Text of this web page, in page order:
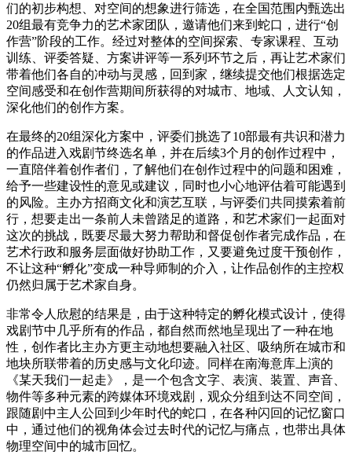
们的初步构想、对空间的想象进行筛选，在全国范围内甄选出
20组最有竞争力的艺术家团队，邀请他们来到蛇口，进行“创
作营”阶段的工作。经过对整体的空间探索、专家课程、互动
训练、评委答疑、方案讲评等一系列环节之后，再让艺术家们
带着他们各自的冲动与灵感，回到家，继续提交他们根据选定
空间感受和在创作营期间所获得的对城市、地域、人文认知，
深化他们的创作方案。
在最终的20组深化方案中，评委们挑选了10部最有共识和潜力
的作品进入戏剧节终选名单，并在后续3个月的创作过程中，
一直陪伴着创作者们，了解他们在创作过程中的问题和困难，
给予一些建设性的意见或建议，同时也小心地评估着可能遇到
的风险。主办方招商文化和演艺互联，与评委们共同摸索着前
行，想要走出一条前人未曾踏足的道路，和艺术家们一起面对
这次的挑战，既要尽最大努力帮助和督促创作者完成作品，在
艺术行政和服务层面做好协助工作，又要避免过度干预创作，
不让这种“孵化”变成一种导师制的介入，让作品创作的主控权
仍然归属于艺术家自身。
非常令人欣慰的结果是，由于这种特定的孵化模式设计，使得
戏剧节中几乎所有的作品，都自然而然地呈现出了一种在地
性，创作者比主办方更主动地想要融入社区、吸纳所在城市和
地块所联带着的历史感与文化印迹。同样在南海意库上演的
《某天我们一起走》，是一个包含文字、表演、装置、声音、
物件等多种元素的跨媒体环境戏剧，观众分组到达不同空间，
跟随剧中主人公回到少年时代的蛇口，在各种闪回的记忆窗口
中，通过他们的视角体会过去时代的记忆与痛点，也带出具体
物理空间中的城市回忆。